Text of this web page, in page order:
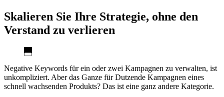
Skalieren Sie Ihre Strategie, ohne den
Verstand zu verlieren
Negative Keywords für ein oder zwei Kampagnen zu verwalten, ist
unkompliziert. Aber das Ganze für Dutzende Kampagnen eines
schnell wachsenden Produkts? Das ist eine ganz andere Kategorie.